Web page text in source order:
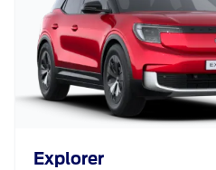
Explorer